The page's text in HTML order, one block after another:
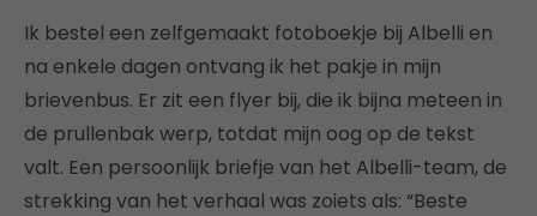
Ik bestel een zelfgemaakt fotoboekje bij Albelli en
na enkele dagen ontvang ik het pakje in mijn
brievenbus. Er zit een flyer bij, die ik bijna meteen in
de prullenbak werp, totdat mijn oog op de tekst
valt. Een persoonlijk briefje van het Albelli-team, de
strekking van het verhaal was zoiets als: “Beste